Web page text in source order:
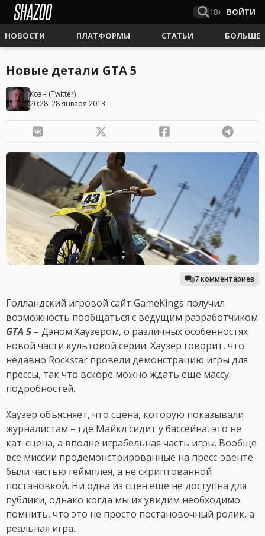
18+ ВОЙТИ
НОВОСТИ ПЛАТФОРМЫ СТАТЬИ БОЛЬШЕ
Новые детали GTA 5
Коэн (Twitter)
20:28, 28 января 2013
7 комментариев
Голландский игровой сайт GameKings получил
возможность пообщаться с ведущим разработчиком
GTA 5 – Дэном Хаузером, о различных особенностях
новой части культовой серии. Хаузер говорит, что
недавно Rockstar провели демонстрацию игры для
прессы, так что вскоре можно ждать еще массу
подробностей.
Хаузер объясняет, что сцена, которую показывали
журналистам – где Майкл сидит у бассейна, это не
кат-сцена, а вполне играбельная часть игры. Вообще
все миссии продемонстрированные на пресс-эвенте
были частью геймплея, а не скриптованной
постановкой. Ни одна из сцен еще не доступна для
публики, однако когда мы их увидим необходимо
помнить, что это не просто постановочный ролик, а
реальная игра.